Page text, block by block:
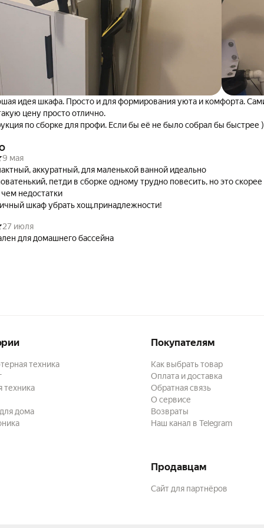
идея шкафа. Просто и для формирования уюта и комфорта.
цену просто отлично.
по сборке для профи. Если бы её не было собрал бы быстрее
9 мая
аккуратный, для маленькой ванной идеально
петди в сборке одному трудно повесить, но это скорее
недостатки
шкаф убрать хощ.принадлежности!
27 июля
для домашнего бассейна
техника
техника
дома
Покупателям
Как выбрать товар
Оплата и доставка
Обратная связь
О сервисе
Возвраты
Наш канал в Telegram
Продавцам
Сайт для партнёров